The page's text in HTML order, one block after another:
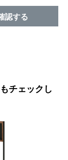
認する
チェックし